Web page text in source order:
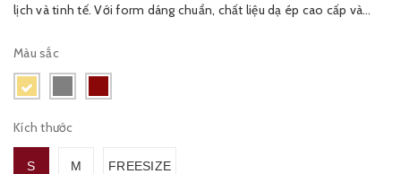
lịch và tinh tế. Với form dáng chuẩn, chất liệu dạ ép cao cấp và
Màu sắc
Kích thước
S M FREESIZE